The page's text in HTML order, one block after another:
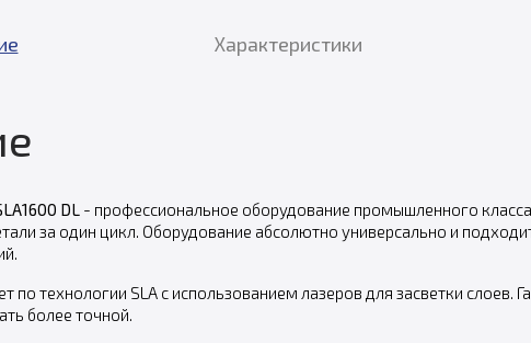
Характеристики
DL- профессиональное оборудование промышленного
за один цикл. Оборудование абсолютно универсально и
по технологии SLA с использованием лазеров для засветки
более точной.